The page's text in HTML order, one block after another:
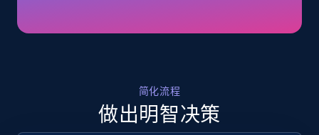
Title, Seller name, Brand, Description, Initial
简化流程
做出明智决策